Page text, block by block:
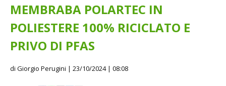
MEMBRABA POLARTEC IN
POLIESTERE 100% RICICLATO E
PRIVO DI PFAS
di Giorgio Perugini | 23/10/2024 | 08:08